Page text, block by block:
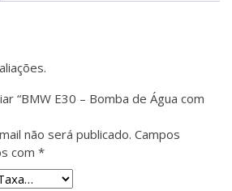
“BMW E30 – Bomba de Água com
não será publicado. Campos
com *